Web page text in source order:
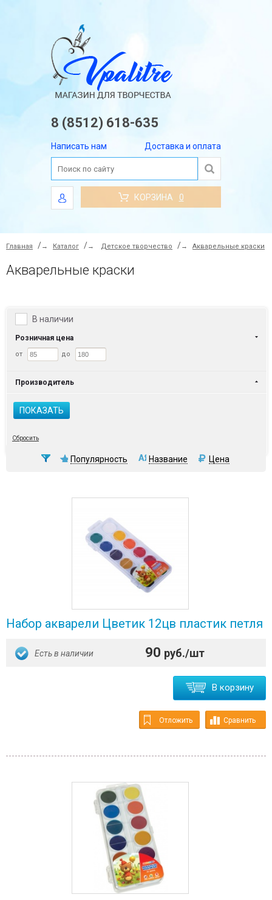
8 (8512) 618-635
Написать нам Доставка и оплата
КОРЗИНА 0
Главная → Каталог → Детское творчество → Акварельные краски
Акварельные краски
В наличии
Розничная цена
от до
Производитель
ПОКАЗАТЬ
Сбросить
Популярность Название Цена
Набор акварели Цветик 12цв пластик петля
Есть в наличии 90 руб./шт
В корзину
Отложить Сравнить